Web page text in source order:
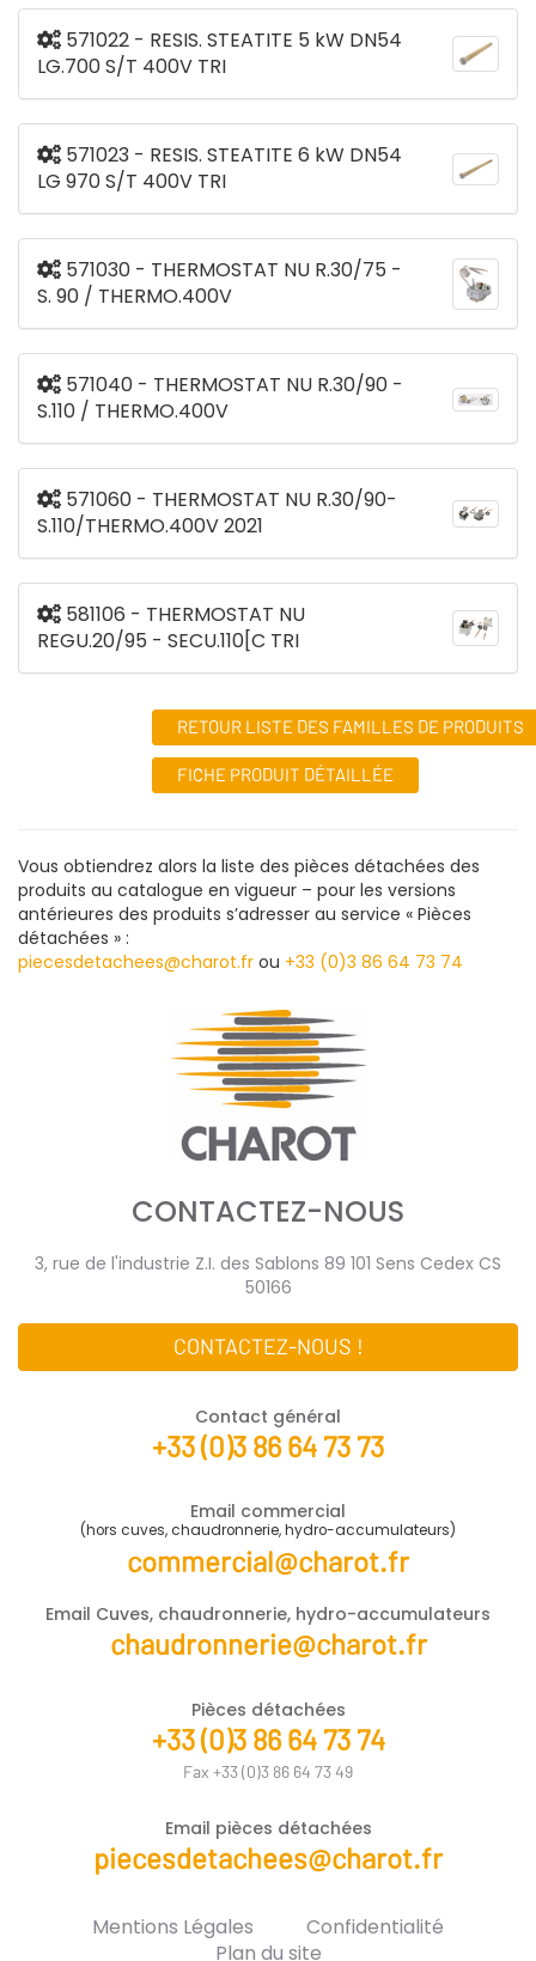
571022 - RESIS. STEATITE 5 kW DN54
LG.700 S/T 400V TRI
571023 - RESIS. STEATITE 6 kW DN54
LG 970 S/T 400V TRI
571030 - THERMOSTAT NU R.30/75 -
S. 90 / THERMO.400V
571040 - THERMOSTAT NU R.30/90 -
S.110 / THERMO.400V
571060 - THERMOSTAT NU R.30/90-
S.110/THERMO.400V 2021
581106 - THERMOSTAT NU
REGU.20/95 - SECU.110[C TRI
RETOUR LISTE DES FAMILLES DE PRODUITS
FICHE PRODUIT DÉTAILLÉE
Vous obtiendrez alors la liste des pièces détachées des
produits au catalogue en vigueur – pour les versions
antérieures des produits s’adresser au service « Pièces
détachées » :
piecesdetachees@charot.fr ou +33 (0)3 86 64 73 74
CONTACTEZ-NOUS
3, rue de l'industrie Z.I. des Sablons 89 101 Sens Cedex CS
50166
CONTACTEZ-NOUS !
Contact général
+33 (0)3 86 64 73 73
Email commercial
(hors cuves, chaudronnerie, hydro-accumulateurs)
commercial@charot.fr
Email Cuves, chaudronnerie, hydro-accumulateurs
chaudronnerie@charot.fr
Pièces détachées
+33 (0)3 86 64 73 74
Fax +33 (0)3 86 64 73 49
Email pièces détachées
piecesdetachees@charot.fr
Mentions Légales
Confidentialité
Plan du site